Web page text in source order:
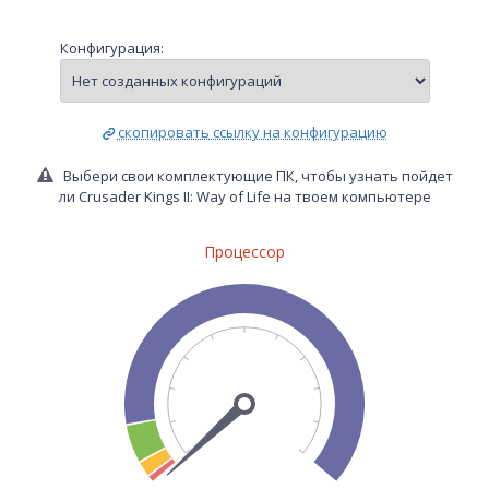
Конфигурация:
скопировать ссылку на конфигурацию
Выбери свои комплектующие ПК, чтобы узнать пойдет
ли Crusader Kings II: Way of Life на твоем компьютере
Процессор